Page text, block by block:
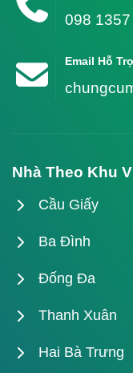
098
Email Hỗ
Nhà Theo Khu
Cầu Giấy
Ba Đình
Đống Đa
Thanh Xuân
Hai Bà Trưng